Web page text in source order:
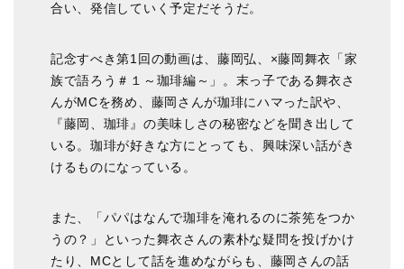
合い、発信していく予定だそうだ。
記念すべき第1回の動画は、藤岡弘、×藤岡舞衣「家
族で語ろう＃１～珈琲編～」。末っ子である舞衣さ
んがMCを務め、藤岡さんが珈琲にハマった訳や、
『藤岡、珈琲』の美味しさの秘密などを聞き出して
いる。珈琲が好きな方にとっても、興味深い話がき
けるものになっている。
また、「パパはなんで珈琲を淹れるのに茶筅をつか
うの？」といった舞衣さんの素朴な疑問を投げかけ
たり、MCとして話を進めながらも、藤岡さんの話